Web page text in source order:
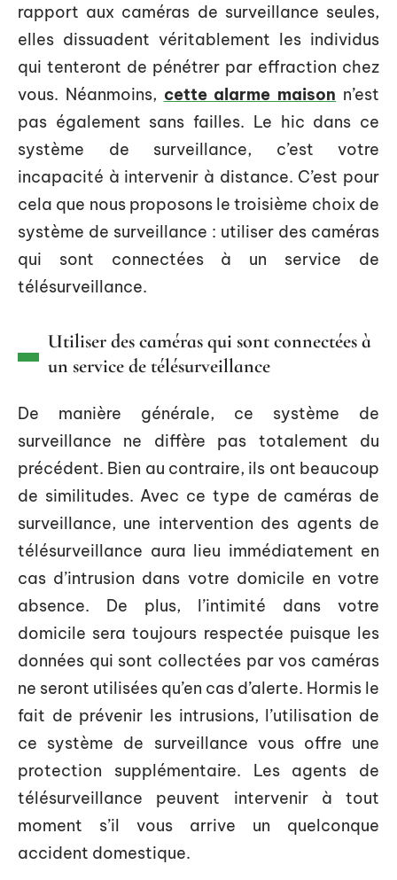
rapport aux caméras de surveillance seules,
elles dissuadent véritablement les individus
qui tenteront de pénétrer par effraction chez
vous. Néanmoins, cette alarme maison n’est
pas également sans failles. Le hic dans ce
système de surveillance, c’est votre
incapacité à intervenir à distance. C’est pour
cela que nous proposons le troisième choix de
système de surveillance : utiliser des caméras
qui sont connectées à un service de
télésurveillance.
Utiliser des caméras qui sont connectées à
un service de télésurveillance
De manière générale, ce système de
surveillance ne diffère pas totalement du
précédent. Bien au contraire, ils ont beaucoup
de similitudes. Avec ce type de caméras de
surveillance, une intervention des agents de
télésurveillance aura lieu immédiatement en
cas d’intrusion dans votre domicile en votre
absence. De plus, l’intimité dans votre
domicile sera toujours respectée puisque les
données qui sont collectées par vos caméras
ne seront utilisées qu’en cas d’alerte. Hormis le
fait de prévenir les intrusions, l’utilisation de
ce système de surveillance vous offre une
protection supplémentaire. Les agents de
télésurveillance peuvent intervenir à tout
moment s’il vous arrive un quelconque
accident domestique.